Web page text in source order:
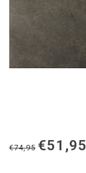
€74,95 €51,95